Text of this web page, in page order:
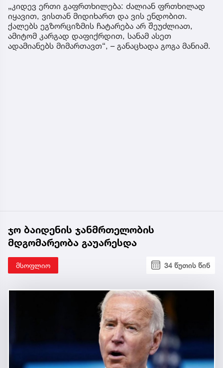
„კიდევ ერთი გაფრთხილება: ძალიან ფრთხილად
იყავით, ვისთან მიდიხართ და ვის ენდობით.
ქალებს ეგზორციზმის ჩატარება არ შეუძლიათ,
ამიტომ კარგად დაფიქრდით, სანამ ასეთ
ადამიანებს მიმართავთ“, – განაცხადა გოგა მანიამ.
ჯო ბაიდენის ჯანმრთელობის
მდგომარეობა გაუარესდა
მსოფლიო 34 წუთის წინ